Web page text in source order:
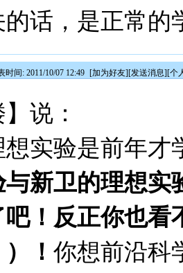
话，是正常的
时间: 2011/10/07 12:49 [加为好友][发送消息][个
说：
实验是前年才
新卫的理想实
吧！反正你也
）！你想前沿科